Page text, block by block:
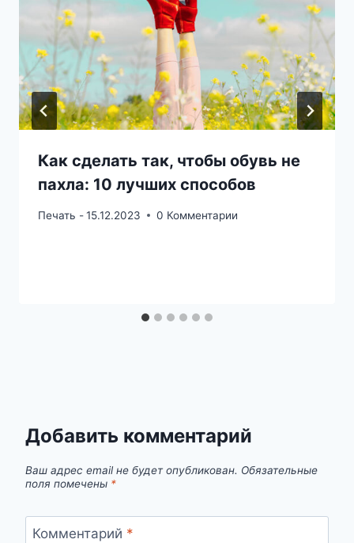
Как сделать так, чтобы обувь не
пахла: 10 лучших способов
Печать -15.12.2023 0 Комментарии
Добавить комментарий
Ваш адрес email не будет опубликован. Обязательные
поля помечены *
Комментарий *